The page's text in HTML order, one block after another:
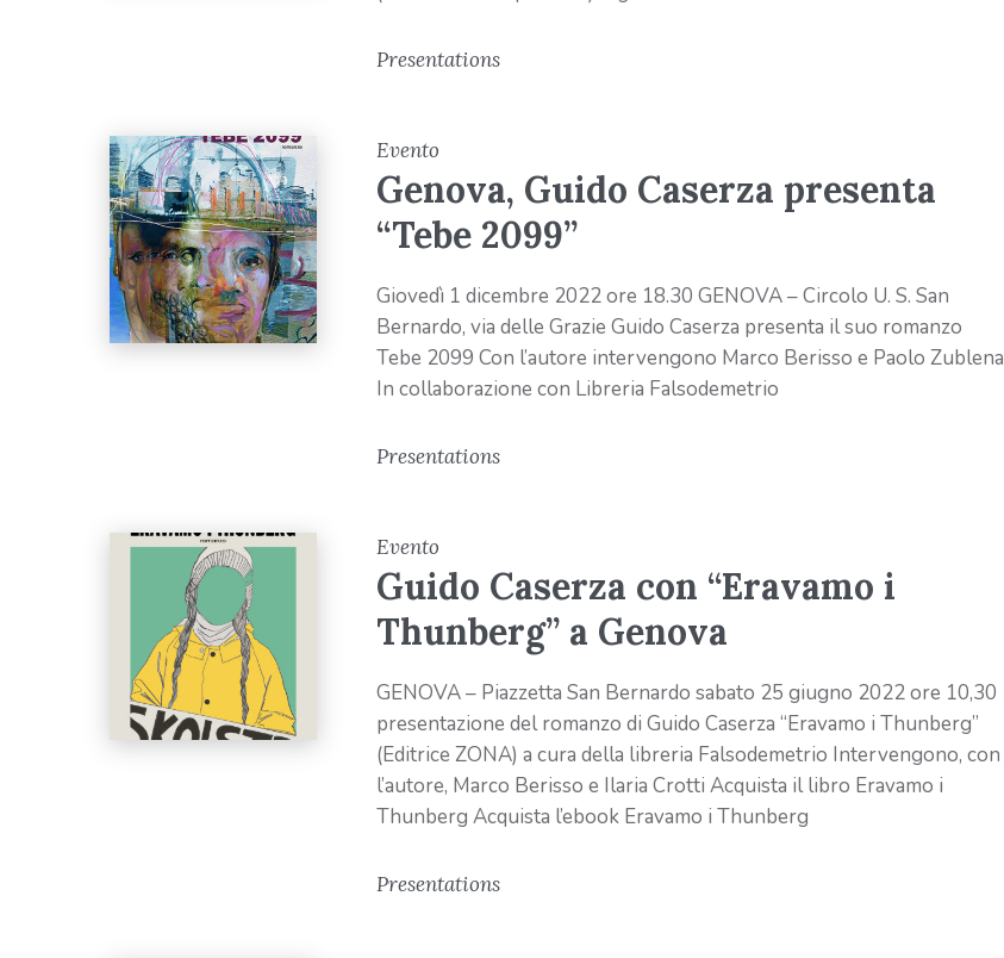
Presentations
Evento
Genova, Guido Caserza presenta
“Tebe 2099”
Giovedì 1 dicembre 2022 ore 18.30 GENOVA – Circolo U. S. San
Bernardo, via delle Grazie Guido Caserza presenta il suo romanzo
Tebe 2099 Con l’autore intervengono Marco Berisso e Paolo Zublena
In collaborazione con Libreria Falsodemetrio
Presentations
Evento
Guido Caserza con “Eravamo i
Thunberg” a Genova
GENOVA – Piazzetta San Bernardo sabato 25 giugno 2022 ore 10,30
presentazione del romanzo di Guido Caserza “Eravamo i Thunberg”
(Editrice ZONA) a cura della libreria Falsodemetrio Intervengono, con
l’autore, Marco Berisso e Ilaria Crotti Acquista il libro Eravamo i
Thunberg Acquista l’ebook Eravamo i Thunberg
Presentations